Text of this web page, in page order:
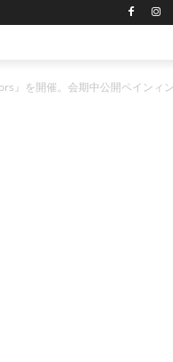
を開催。会期中公開ペインィン